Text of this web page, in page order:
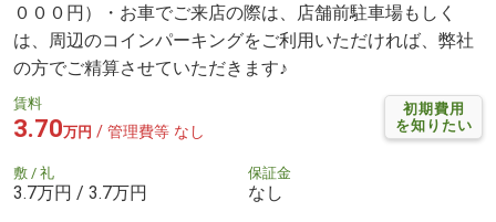
０００円）・お車でご来店の際は、店舗前駐車場もしく
は、周辺のコインパーキングをご利用いただければ、弊社
の方でご精算させていただきます♪
初期費用
を知りたい
賃料
3.70万円 / 管理費等 なし
敷 / 礼
3.7万円 / 3.7万円
保証金
なし